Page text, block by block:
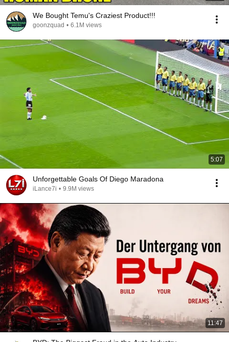
We Bought Temu's Craziest Product!!!
goonzquad • 6.1M views
5:07
Unforgettable Goals Of Diego Maradona
iLance7i • 9.9M views
11:47